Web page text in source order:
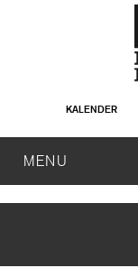
KALENDER
MENU